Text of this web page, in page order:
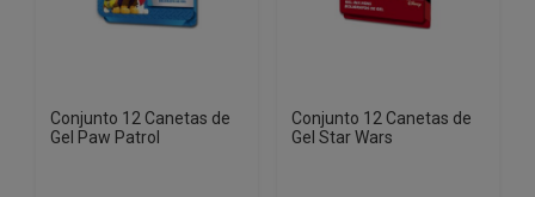
Conjunto 12 Canetas de
Gel Paw Patrol
Conjunto 12 Canetas de
Gel Star Wars